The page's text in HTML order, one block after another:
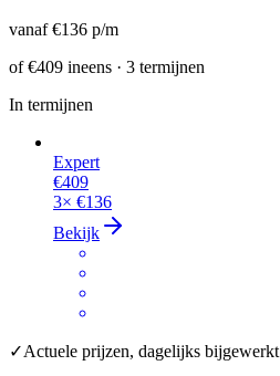
vanaf€136 p/m
of€409 ineens · 3 termijnen
In termijnen
Expert
€409
3× €136
Bekijk
✓Actuele prijzen, dagelijks bijgewerkt